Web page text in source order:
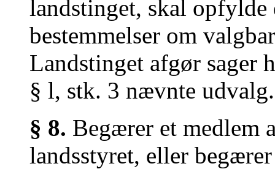
landstinget, skal
bestemmelser om
Landstinget afgør sager
§ l, stk. 3 nævnte udvalg.
§ 8. Begærer et medlem
landsstyret, eller